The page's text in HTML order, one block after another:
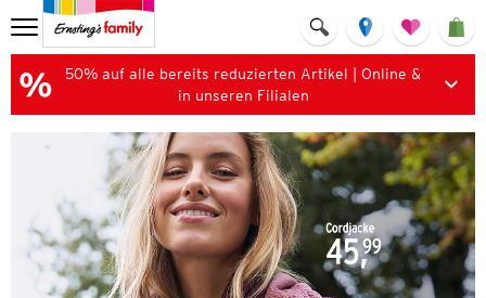
50% auf alle bereits reduzierten Artikel | Online &
in unseren Filialen